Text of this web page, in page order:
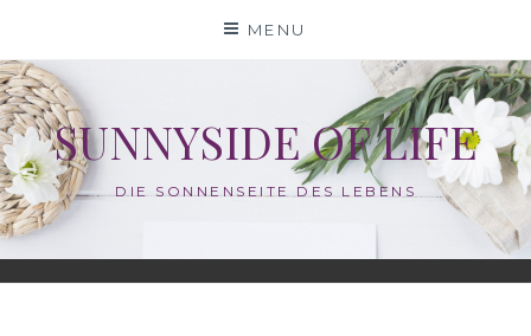
content
MENU
SUNNYSIDE OF LIFE
DIE SONNENSEITE DES LEBENS